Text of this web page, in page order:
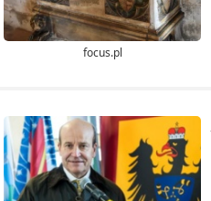
focus.pl